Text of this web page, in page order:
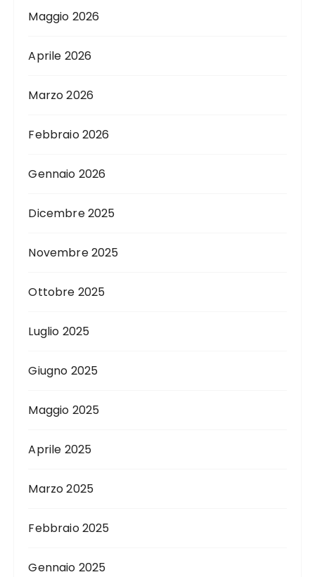
Maggio 2026
Aprile 2026
Marzo 2026
Febbraio 2026
Gennaio 2026
Dicembre 2025
Novembre 2025
Ottobre 2025
Luglio 2025
Giugno 2025
Maggio 2025
Aprile 2025
Marzo 2025
Febbraio 2025
Gennaio 2025